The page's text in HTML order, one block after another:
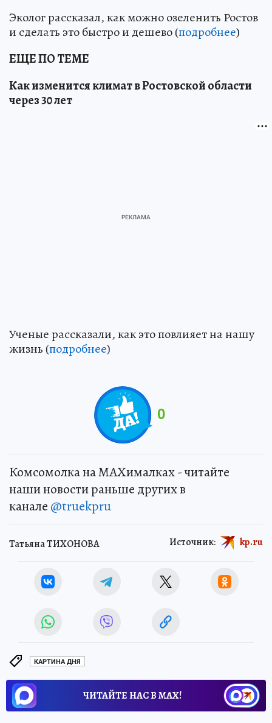
Эколог рассказал, как можно озеленить Ростов
и сделать это быстро и дешево (подробнее)
ЕЩЕ ПО ТЕМЕ
Как изменится климат в Ростовской области
через 30 лет
Ученые рассказали, как это повлияет на нашу
жизнь (подробнее)
0
Комсомолка на MAXималках - читайте
наши новости раньше других в
канале @truekpru
Татьяна ТИХОНОВА Источник: kp.ru
КАРТИНА ДНЯ
ЧИТАЙТЕ НАС В МАХ!